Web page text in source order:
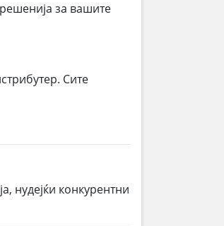
за вашите
Сите
нудејќи конкурентни